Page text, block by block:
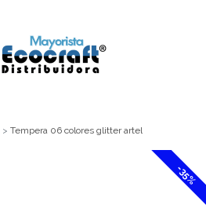
Tempera 06 colores glitter artel
-35%